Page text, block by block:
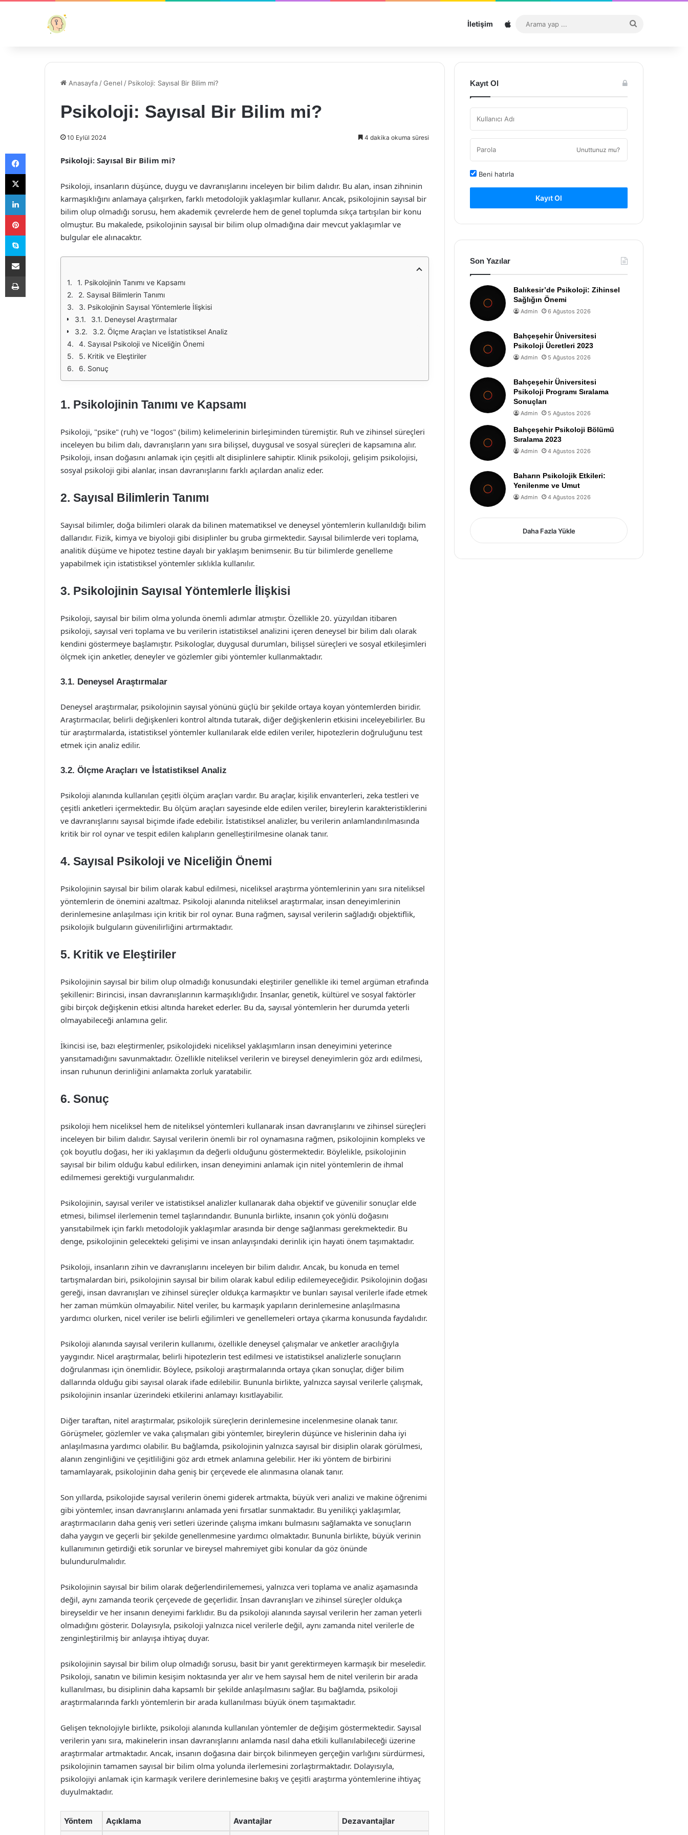
İletişim Sitemap
...
Anasayfa /Genel / Psikoloji: Sayısal Bir Bilim mi?
Psikoloji: Sayısal Bir Bilim mi?
10 Eylül 2024 4 dakika okuma süresi
Psikoloji: Sayısal Bir Bilim mi?
Psikoloji, insanların düşünce, duygu ve davranışlarını inceleyen bir bilim dalıdır. Bu alan, insan zihninin
karmaşıklığını anlamaya çalışırken, farklı metodolojik yaklaşımlar kullanır. Ancak, psikolojinin sayısal bir
bilim olup olmadığı sorusu, hem akademik çevrelerde hem de genel toplumda sıkça tartışılan bir konu
olmuştur. Bu makalede, psikolojinin sayısal bir bilim olup olmadığına dair mevcut yaklaşımlar ve
bulgular ele alınacaktır.
1. Psikolojinin Tanımı ve Kapsamı
2. Sayısal Bilimlerin Tanımı
3. Psikolojinin Sayısal Yöntemlerle İlişkisi
3.1. Deneysel Araştırmalar
3.2. Ölçme Araçları ve İstatistiksel Analiz
4. Sayısal Psikoloji ve Niceliğin Önemi
5. Kritik ve Eleştiriler
6. Sonuç
1. Psikolojinin Tanımı ve Kapsamı
Psikoloji, "psike" (ruh) ve "logos" (bilim) kelimelerinin birleşiminden türemiştir. Ruh ve zihinsel süreçleri
inceleyen bu bilim dalı, davranışların yanı sıra bilişsel, duygusal ve sosyal süreçleri de kapsamına alır.
Psikoloji, insan doğasını anlamak için çeşitli alt disiplinlere sahiptir. Klinik psikoloji, gelişim psikolojisi,
sosyal psikoloji gibi alanlar, insan davranışlarını farklı açılardan analiz eder.
2. Sayısal Bilimlerin Tanımı
Sayısal bilimler, doğa bilimleri olarak da bilinen matematiksel ve deneysel yöntemlerin kullanıldığı bilim
dallarıdır. Fizik, kimya ve biyoloji gibi disiplinler bu gruba girmektedir. Sayısal bilimlerde veri toplama,
analitik düşüme ve hipotez testine dayalı bir yaklaşım benimsenir. Bu tür bilimlerde genelleme
yapabilmek için istatistiksel yöntemler sıklıkla kullanılır.
3. Psikolojinin Sayısal Yöntemlerle İlişkisi
Psikoloji, sayısal bir bilim olma yolunda önemli adımlar atmıştır. Özellikle 20. yüzyıldan itibaren
psikoloji, sayısal veri toplama ve bu verilerin istatistiksel analizini içeren deneysel bir bilim dalı olarak
kendini göstermeye başlamıştır. Psikologlar, duygusal durumları, bilişsel süreçleri ve sosyal etkileşimleri
ölçmek için anketler, deneyler ve gözlemler gibi yöntemler kullanmaktadır.
3.1. Deneysel Araştırmalar
Deneysel araştırmalar, psikolojinin sayısal yönünü güçlü bir şekilde ortaya koyan yöntemlerden biridir.
Araştırmacılar, belirli değişkenleri kontrol altında tutarak, diğer değişkenlerin etkisini inceleyebilirler. Bu
tür araştırmalarda, istatistiksel yöntemler kullanılarak elde edilen veriler, hipotezlerin doğruluğunu test
etmek için analiz edilir.
3.2. Ölçme Araçları ve İstatistiksel Analiz
Psikoloji alanında kullanılan çeşitli ölçüm araçları vardır. Bu araçlar, kişilik envanterleri, zeka testleri ve
çeşitli anketleri içermektedir. Bu ölçüm araçları sayesinde elde edilen veriler, bireylerin karakteristiklerini
ve davranışlarını sayısal biçimde ifade edebilir. İstatistiksel analizler, bu verilerin anlamlandırılmasında
kritik bir rol oynar ve tespit edilen kalıpların genelleştirilmesine olanak tanır.
4. Sayısal Psikoloji ve Niceliğin Önemi
Psikolojinin sayısal bir bilim olarak kabul edilmesi, niceliksel araştırma yöntemlerinin yanı sıra niteliksel
yöntemlerin de önemini azaltmaz. Psikoloji alanında niteliksel araştırmalar, insan deneyimlerinin
derinlemesine anlaşılması için kritik bir rol oynar. Buna rağmen, sayısal verilerin sağladığı objektiflik,
psikolojik bulguların güvenilirliğini artırmaktadır.
5. Kritik ve Eleştiriler
Psikolojinin sayısal bir bilim olup olmadığı konusundaki eleştiriler genellikle iki temel argüman etrafında
şekillenir: Birincisi, insan davranışlarının karmaşıklığıdır. İnsanlar, genetik, kültürel ve sosyal faktörler
gibi birçok değişkenin etkisi altında hareket ederler. Bu da, sayısal yöntemlerin her durumda yeterli
olmayabileceği anlamına gelir.
İkincisi ise, bazı eleştirmenler, psikolojideki niceliksel yaklaşımların insan deneyimini yeterince
yansıtamadığını savunmaktadır. Özellikle niteliksel verilerin ve bireysel deneyimlerin göz ardı edilmesi,
insan ruhunun derinliğini anlamakta zorluk yaratabilir.
6. Sonuç
psikoloji hem niceliksel hem de niteliksel yöntemleri kullanarak insan davranışlarını ve zihinsel süreçleri
inceleyen bir bilim dalıdır. Sayısal verilerin önemli bir rol oynamasına rağmen, psikolojinin kompleks ve
çok boyutlu doğası, her iki yaklaşımın da değerli olduğunu göstermektedir. Böylelikle, psikolojinin
sayısal bir bilim olduğu kabul edilirken, insan deneyimini anlamak için nitel yöntemlerin de ihmal
edilmemesi gerektiği vurgulanmalıdır.
Psikolojinin, sayısal veriler ve istatistiksel analizler kullanarak daha objektif ve güvenilir sonuçlar elde
etmesi, bilimsel ilerlemenin temel taşlarındandır. Bununla birlikte, insanın çok yönlü doğasını
yansıtabilmek için farklı metodolojik yaklaşımlar arasında bir denge sağlanması gerekmektedir. Bu
denge, psikolojinin gelecekteki gelişimi ve insan anlayışındaki derinlik için hayati önem taşımaktadır.
Psikoloji, insanların zihin ve davranışlarını inceleyen bir bilim dalıdır. Ancak, bu konuda en temel
tartışmalardan biri, psikolojinin sayısal bir bilim olarak kabul edilip edilemeyeceğidir. Psikolojinin doğası
gereği, insan davranışları ve zihinsel süreçler oldukça karmaşıktır ve bunları sayısal verilerle ifade etmek
her zaman mümkün olmayabilir. Nitel veriler, bu karmaşık yapıların derinlemesine anlaşılmasına
yardımcı olurken, nicel veriler ise belirli eğilimleri ve genellemeleri ortaya çıkarma konusunda faydalıdır.
Psikoloji alanında sayısal verilerin kullanımı, özellikle deneysel çalışmalar ve anketler aracılığıyla
yaygındır. Nicel araştırmalar, belirli hipotezlerin test edilmesi ve istatistiksel analizlerle sonuçların
doğrulanması için önemlidir. Böylece, psikoloji araştırmalarında ortaya çıkan sonuçlar, diğer bilim
dallarında olduğu gibi sayısal olarak ifade edilebilir. Bununla birlikte, yalnızca sayısal verilerle çalışmak,
psikolojinin insanlar üzerindeki etkilerini anlamayı kısıtlayabilir.
Diğer taraftan, nitel araştırmalar, psikolojik süreçlerin derinlemesine incelenmesine olanak tanır.
Görüşmeler, gözlemler ve vaka çalışmaları gibi yöntemler, bireylerin düşünce ve hislerinin daha iyi
anlaşılmasına yardımcı olabilir. Bu bağlamda, psikolojinin yalnızca sayısal bir disiplin olarak görülmesi,
alanın zenginliğini ve çeşitliliğini göz ardı etmek anlamına gelebilir. Her iki yöntem de birbirini
tamamlayarak, psikolojinin daha geniş bir çerçevede ele alınmasına olanak tanır.
Son yıllarda, psikolojide sayısal verilerin önemi giderek artmakta, büyük veri analizi ve makine öğrenimi
gibi yöntemler, insan davranışlarını anlamada yeni fırsatlar sunmaktadır. Bu yenilikçi yaklaşımlar,
araştırmacıların daha geniş veri setleri üzerinde çalışma imkanı bulmasını sağlamakta ve sonuçların
daha yaygın ve geçerli bir şekilde genellenmesine yardımcı olmaktadır. Bununla birlikte, büyük verinin
kullanımının getirdiği etik sorunlar ve bireysel mahremiyet gibi konular da göz önünde
bulundurulmalıdır.
Psikolojinin sayısal bir bilim olarak değerlendirilememesi, yalnızca veri toplama ve analiz aşamasında
değil, aynı zamanda teorik çerçevede de geçerlidir. İnsan davranışları ve zihinsel süreçler oldukça
bireyseldir ve her insanın deneyimi farklıdır. Bu da psikoloji alanında sayısal verilerin her zaman yeterli
olmadığını gösterir. Dolayısıyla, psikoloji yalnızca nicel verilerle değil, aynı zamanda nitel verilerle de
zenginleştirilmiş bir anlayışa ihtiyaç duyar.
psikolojinin sayısal bir bilim olup olmadığı sorusu, basit bir yanıt gerektirmeyen karmaşık bir meseledir.
Psikoloji, sanatın ve bilimin kesişim noktasında yer alır ve hem sayısal hem de nitel verilerin bir arada
kullanılması, bu disiplinin daha kapsamlı bir şekilde anlaşılmasını sağlar. Bu bağlamda, psikoloji
araştırmalarında farklı yöntemlerin bir arada kullanılması büyük önem taşımaktadır.
Gelişen teknolojiyle birlikte, psikoloji alanında kullanılan yöntemler de değişim göstermektedir. Sayısal
verilerin yanı sıra, makinelerin insan davranışlarını anlamda nasıl daha etkili kullanılabileceği üzerine
araştırmalar artmaktadır. Ancak, insanın doğasına dair birçok bilinmeyen gerçeğin varlığını sürdürmesi,
psikolojinin tamamen sayısal bir bilim olma yolunda ilerlemesini zorlaştırmaktadır. Dolayısıyla,
psikolojiyi anlamak için karmaşık verilere derinlemesine bakış ve çeşitli araştırma yöntemlerine ihtiyaç
duyulmaktadır.
Yöntem Açıklama Avantajlar Dezavantajlar
Kayıt Ol
Unuttunuz mu?
Beni hatırla
Kayıt Ol
Son Yazılar
Balıkesir’de Psikoloji: Zihinsel
Sağlığın Önemi
Admin 6 Ağustos 2026
Bahçeşehir Üniversitesi
Psikoloji Ücretleri 2023
Admin 5 Ağustos 2026
Bahçeşehir Üniversitesi
Psikoloji Programı Sıralama
Sonuçları
Admin 5 Ağustos 2026
Bahçeşehir Psikoloji Bölümü
Sıralama 2023
Admin 4 Ağustos 2026
Baharın Psikolojik Etkileri:
Yenilenme ve Umut
Admin 4 Ağustos 2026
Daha Fazla Yükle
Facebook
X
LinkedIn
Pinterest
Skype
E-Posta ile paylaş